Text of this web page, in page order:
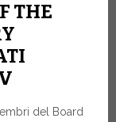
THE
del Board